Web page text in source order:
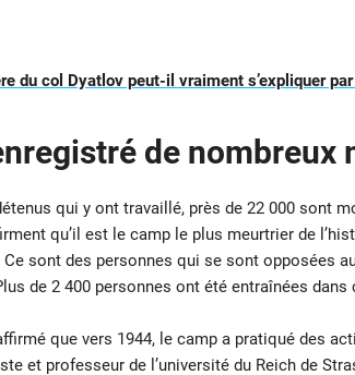
du col Dyatlov peut-il vraiment s’expliquer
de nombreux
qui y ont travaillé, près de 22 000 sont
qu’il est le camp le plus meurtrier de
sont des personnes qui se sont opposées
de 2 400 personnes ont été entraînées
que vers 1944, le camp a pratiqué des
et professeur de l’université du Reich de